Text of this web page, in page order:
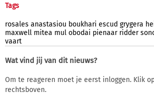
Tags
rosales anastasiou boukhari escud grygera
maxwell mitea mul obodai pienaar ridder
vaart
Wat vind jij van dit nieuws?
Om te reageren moet je eerst inloggen. Klik
rechtsboven.